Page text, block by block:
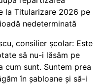
la Titularizare 2026 pe
nedeterminată
consilier școlar: Este
să nu-i lăsăm pe
cum sunt. Suntem prea
în șabloane și să-i